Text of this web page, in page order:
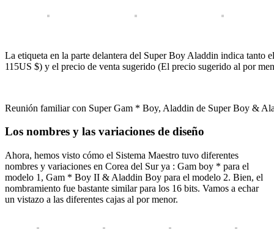
La etiqueta en la parte delantera del Super Boy Aladdin indica
115US $) y el precio de venta sugerido (El precio sugerido al por
Reunión familiar con Super Gam * Boy, Aladdin de Super Boy &
Los nombres y las variaciones de diseño
Ahora, hemos visto cómo el Sistema Maestro tuvo diferentes
nombres y variaciones en Corea del Sur ya : Gam boy * para el
modelo 1, Gam * Boy II & Aladdin Boy para el modelo 2. Bien, el
nombramiento fue bastante similar para los 16 bits. Vamos a echar
un vistazo a las diferentes cajas al por menor.